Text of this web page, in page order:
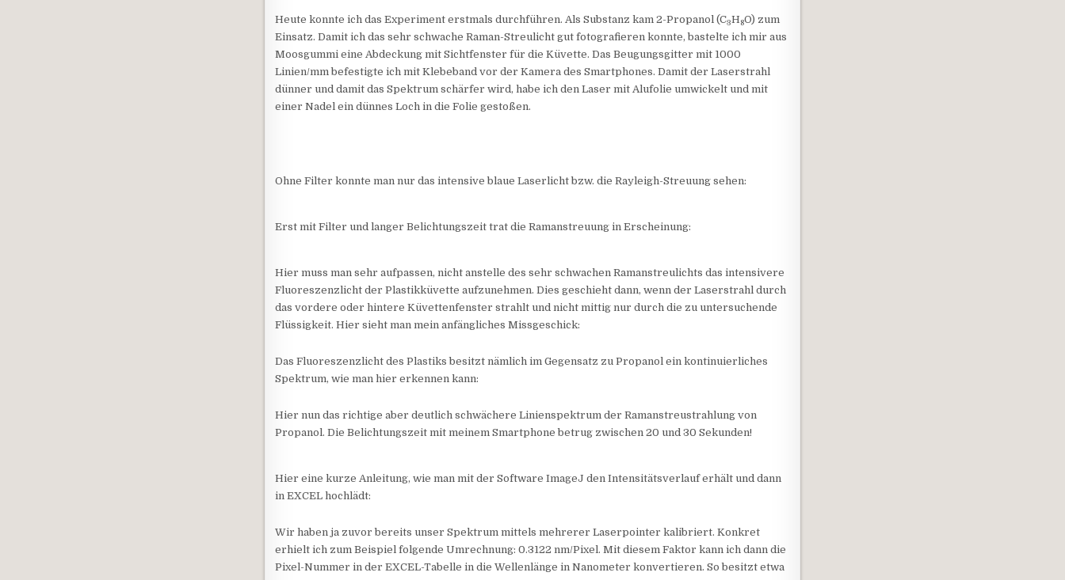
Heute konnte ich das Experiment erstmals durchführen. Als Substanz kam 2-Propanol (C3H8O) zum
Einsatz. Damit ich das sehr schwache Raman-Streulicht gut fotografieren konnte, bastelte ich mir aus
Moosgummi eine Abdeckung mit Sichtfenster für die Küvette. Das Beugungsgitter mit 1000
Linien/mm befestigte ich mit Klebeband vor der Kamera des Smartphones. Damit der Laserstrahl
dünner und damit das Spektrum schärfer wird, habe ich den Laser mit Alufolie umwickelt und mit
einer Nadel ein dünnes Loch in die Folie gestoßen.
Ohne Filter konnte man nur das intensive blaue Laserlicht bzw. die Rayleigh-Streuung sehen:
Erst mit Filter und langer Belichtungszeit trat die Ramanstreuung in Erscheinung:
Hier muss man sehr aufpassen, nicht anstelle des sehr schwachen Ramanstreulichts das intensivere
Fluoreszenzlicht der Plastikküvette aufzunehmen. Dies geschieht dann, wenn der Laserstrahl durch
das vordere oder hintere Küvettenfenster strahlt und nicht mittig nur durch die zu untersuchende
Flüssigkeit. Hier sieht man mein anfängliches Missgeschick:
Das Fluoreszenzlicht des Plastiks besitzt nämlich im Gegensatz zu Propanol ein kontinuierliches
Spektrum, wie man hier erkennen kann:
Hier nun das richtige aber deutlich schwächere Linienspektrum der Ramanstreustrahlung von
Propanol. Die Belichtungszeit mit meinem Smartphone betrug zwischen 20 und 30 Sekunden!
Hier eine kurze Anleitung, wie man mit der Software ImageJ den Intensitätsverlauf erhält und dann
in EXCEL hochlädt:
Wir haben ja zuvor bereits unser Spektrum mittels mehrerer Laserpointer kalibriert. Konkret
erhielt ich zum Beispiel folgende Umrechnung: 0.3122 nm/Pixel. Mit diesem Faktor kann ich dann die
Pixel-Nummer in der EXCEL-Tabelle in die Wellenlänge in Nanometer konvertieren. So besitzt etwa